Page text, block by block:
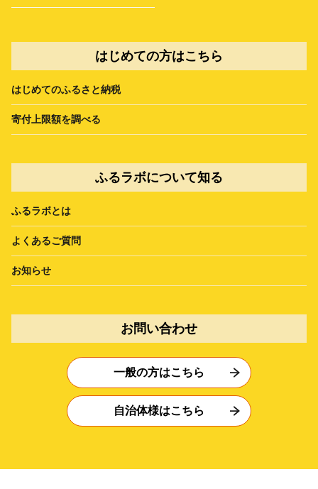
はじめての方はこちら
はじめてのふるさと納税
寄付上限額を調べる
ふるラボについて知る
ふるラボとは
よくあるご質問
お知らせ
お問い合わせ
一般の方はこちら
自治体様はこちら